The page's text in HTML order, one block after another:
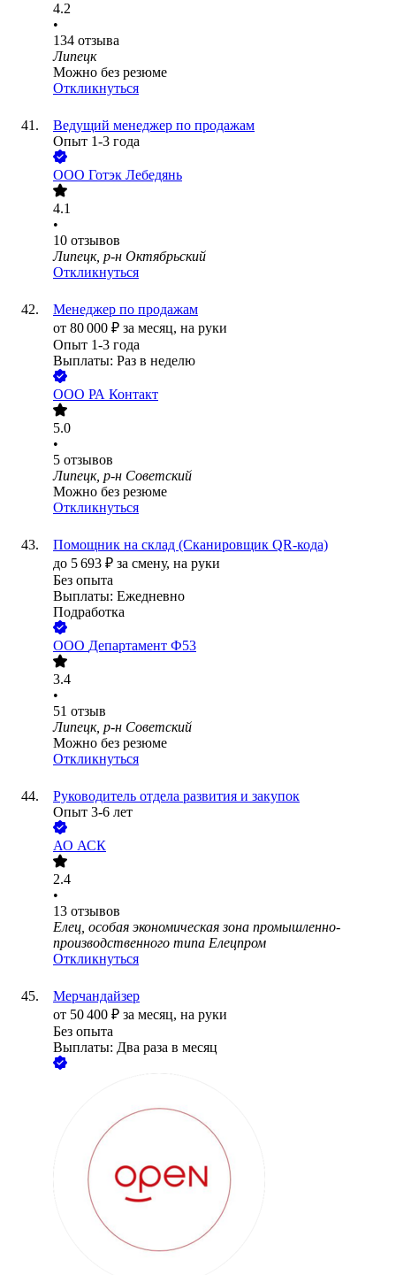
4.2
•
134 отзыва
Липецк
Можно без резюме
Откликнуться
Ведущий менеджер по продажам
Опыт 1-3 года
ООО Готэк Лебедянь
4.1
•
10 отзывов
Липецк, р-н Октябрьский
Откликнуться
Менеджер по продажам
от 80 000 ₽ за месяц, на руки
Опыт 1-3 года
Выплаты: Раз в неделю
ООО РА Контакт
5.0
•
5 отзывов
Липецк, р-н Советский
Можно без резюме
Откликнуться
Помощник на склад (Сканировщик QR-кода)
до 5 693 ₽ за смену, на руки
Без опыта
Выплаты: Ежедневно
Подработка
ООО Департамент Ф53
3.4
•
51 отзыв
Липецк, р-н Советский
Можно без резюме
Откликнуться
Руководитель отдела развития и закупок
Опыт 3-6 лет
АО АСК
2.4
•
13 отзывов
Елец, особая экономическая зона промышленно-
производственного типа Елецпром
Откликнуться
Мерчандайзер
от 50 400 ₽ за месяц, на руки
Без опыта
Выплаты: Два раза в месяц